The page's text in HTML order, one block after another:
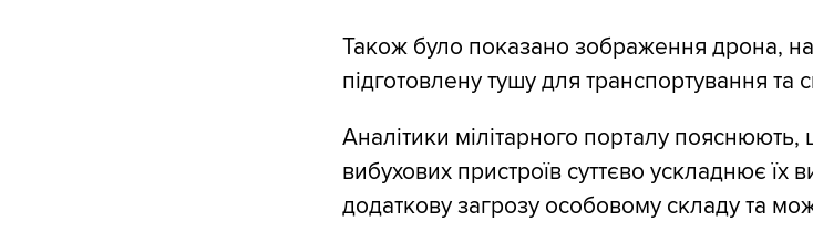
Також було показано зображення дрона,
підготовлену тушу для транспортування та
Аналітики мілітарного порталу
вибухових пристроїв суттєво ускладнює їх
додаткову загрозу особовому складу та